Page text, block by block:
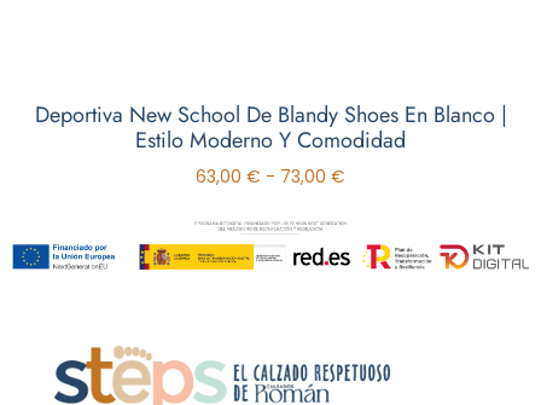
Deportiva New School De Blandy Shoes En Blanco |
Estilo Moderno Y Comodidad
63,00 € - 73,00 €